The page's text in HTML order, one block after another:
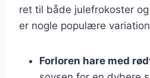
ret til både julefrokoster
er nogle populære
Forloren hare med